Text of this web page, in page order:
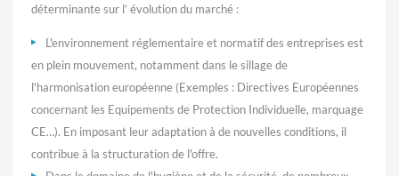
déterminante sur l’ évolution du marché :
L'environnement réglementaire et normatif des entreprises est
en plein mouvement, notamment dans le sillage de
l'harmonisation européenne (Exemples : Directives Européennes
concernant les Equipements de Protection Individuelle, marquage
CE…). En imposant leur adaptation à de nouvelles conditions, il
contribue à la structuration de l'offre.